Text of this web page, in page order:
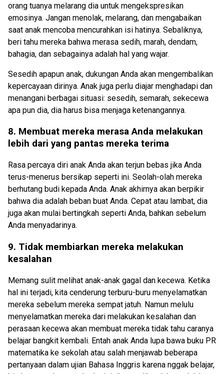
orang tuanya melarang dia untuk mengekspresikan
emosinya. Jangan menolak, melarang, dan mengabaikan
saat anak mencoba mencurahkan isi hatinya. Sebaliknya,
beri tahu mereka bahwa merasa sedih, marah, dendam,
bahagia, dan sebagainya adalah hal yang wajar.
Sesedih apapun anak, dukungan Anda akan mengembalikan
kepercayaan dirinya. Anak juga perlu diajar menghadapi dan
menangani berbagai situasi: sesedih, semarah, sekecewa
apa pun dia, dia harus bisa menjaga ketenangannya.
8. Membuat mereka merasa Anda melakukan
lebih dari yang pantas mereka terima
Rasa percaya diri anak Anda akan terjun bebas jika Anda
terus-menerus bersikap seperti ini. Seolah-olah mereka
berhutang budi kepada Anda. Anak akhirnya akan berpikir
bahwa dia adalah beban buat Anda. Cepat atau lambat, dia
juga akan mulai bertingkah seperti Anda, bahkan sebelum
Anda menyadarinya.
9. Tidak membiarkan mereka melakukan
kesalahan
Memang sulit melihat anak-anak gagal dan kecewa. Ketika
hal ini terjadi, kita cenderung terburu-buru menyelamatkan
mereka sebelum mereka sempat jatuh. Namun melulu
menyelamatkan mereka dari melakukan kesalahan dan
perasaan kecewa akan membuat mereka tidak tahu caranya
belajar bangkit kembali. Entah anak Anda lupa bawa buku PR
matematika ke sekolah atau salah menjawab beberapa
pertanyaan dalam ujian Bahasa Inggris karena nggak belajar,